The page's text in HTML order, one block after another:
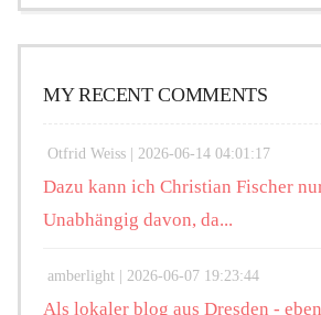
MY RECENT COMMENTS
Otfrid Weiss | 2026-06-14 04:01:17
Dazu kann ich Christian Fischer
Unabhängig davon, da...
amberlight | 2026-06-07 19:23:44
Als lokaler blog aus Dresden -